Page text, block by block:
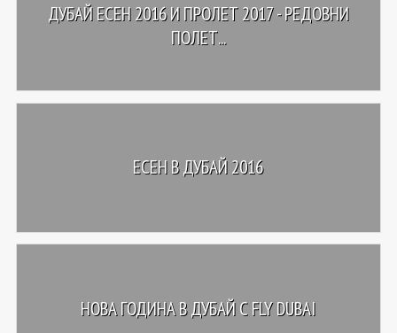
КОНТАКТИДУБАЙ ЕСЕН 2016 И ПРОЛЕТ 2017 - РЕДОВНИ
ПОЛЕТ...
ЕСЕН В ДУБАЙ 2016
НОВА ГОДИНА В ДУБАЙ С FLY DUBAI